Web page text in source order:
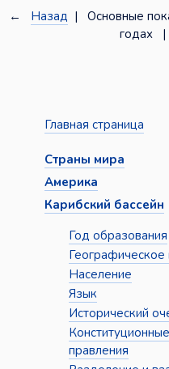
← Назад | Основные
годах |
Главная страница
Страны мира
Америка
Карибский бассейн
Год образования
Население
Язык
Исторический
правления